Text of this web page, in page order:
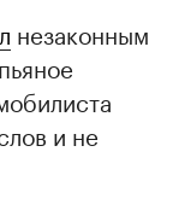
незаконным
и не